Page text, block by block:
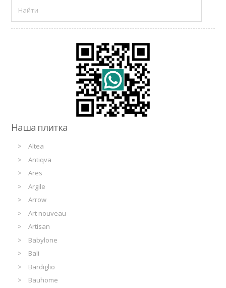
Наша плитка
Altea
Antiqva
Ares
Argile
Arrow
Art nouveau
Artisan
Babylone
Bali
Bardiglio
Bauhome